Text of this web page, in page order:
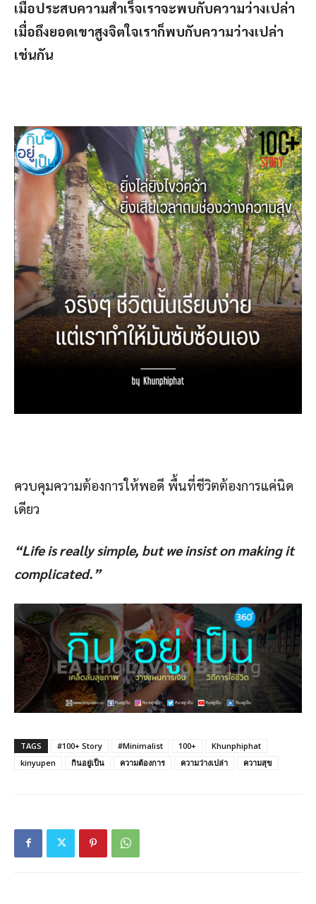
เมื่อประสบความสำเร็จเราจะพบกับความว่างเปล่า
เมื่อถึงยอดเขาสูงจิตใจเราก็พบกับความว่างเปล่า
เช่นกัน
ควบคุมความต้องการให้พอดี พื้นที่ชีวิตต้องการแค่นิด
เดียว
“Life is really simple, but we insist on making it
complicated.”
TAGS #100+ Story #Minimalist 100+
Khunphiphat
kinyupen
กินอยู่เป็น ความต้องการ ความว่างเปล่า ความสุข